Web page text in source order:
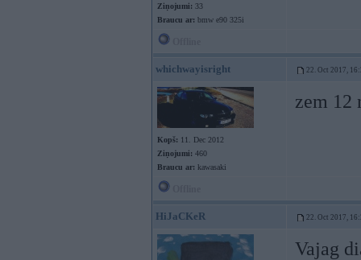
Ziņojumi: 33
Braucu ar: bmw e90 325i
whichwayisright 22. Oct 2017,
Kopš: 11. Dec 2012
Ziņojumi: 460
Braucu ar: kawasaki
zem
HiJaCKeR 22. Oct 2017,
Vajag